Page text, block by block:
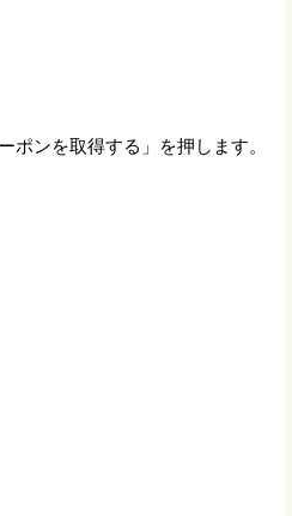
ーポンを取得する」を押します。